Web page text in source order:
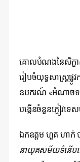
គោលបំណងនៃសិក្ខា
រៀបចំយុទ្ធសាស្ត្រផ្លូវ
ឧបករណ៍ «អំណាចទ
បង្កើនចំនួនភ្ញៀវទេ
ឯកឧត្តម ហួត ហាក់
នាយុគសម័យទំនើបនេ